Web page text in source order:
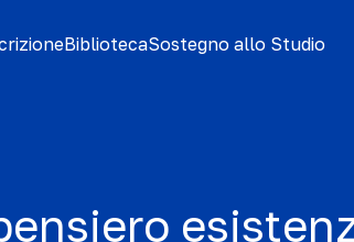
BibliotecaSostegno allo Studio